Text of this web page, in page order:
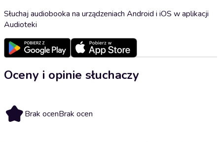
Słuchaj audiobooka na urządzeniach Android i iOS w aplikacji
Audioteki
Oceny i opinie słuchaczy
Brak ocenBrak ocen